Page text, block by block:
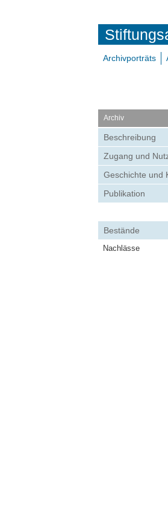
Archivporträts
Archiv
Beschreibung
Zugang und
Geschichte und
Publikation
Bestände
Nachlässe